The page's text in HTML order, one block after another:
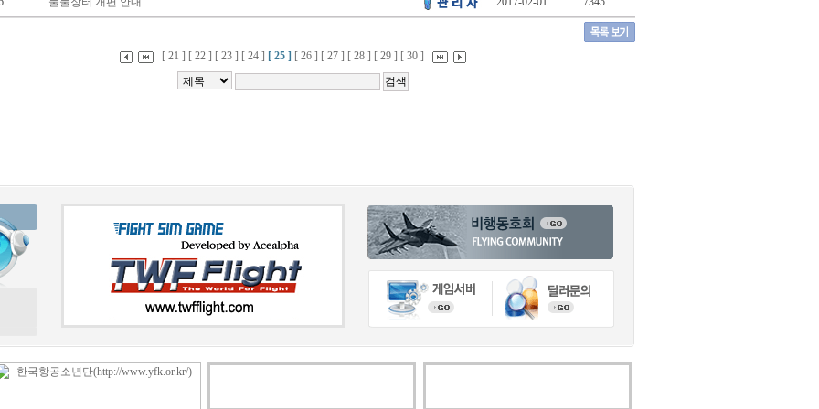
[ 21 ] [ 22 ] [ 23 ] [ 24 ] [ 25 ] [ 26 ] [ 27 ] [ 28 ] [ 29 ] [ 30 ]